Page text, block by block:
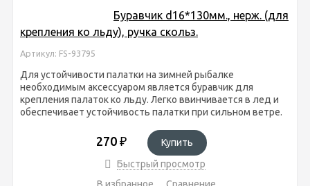
Буравчик d16*130мм., нерж. (для
крепления ко льду), ручка скольз.
Артикул: FS-93795
Для устойчивости палатки на зимней рыбалке
необходимым аксессуаром является буравчик для
крепления палаток ко льду. Легко ввинчивается в лед и
обеспечивает устойчивость палатки при сильном ветре.
270 ₽
Купить
Быстрый просмотр
В избранное
Сравнение